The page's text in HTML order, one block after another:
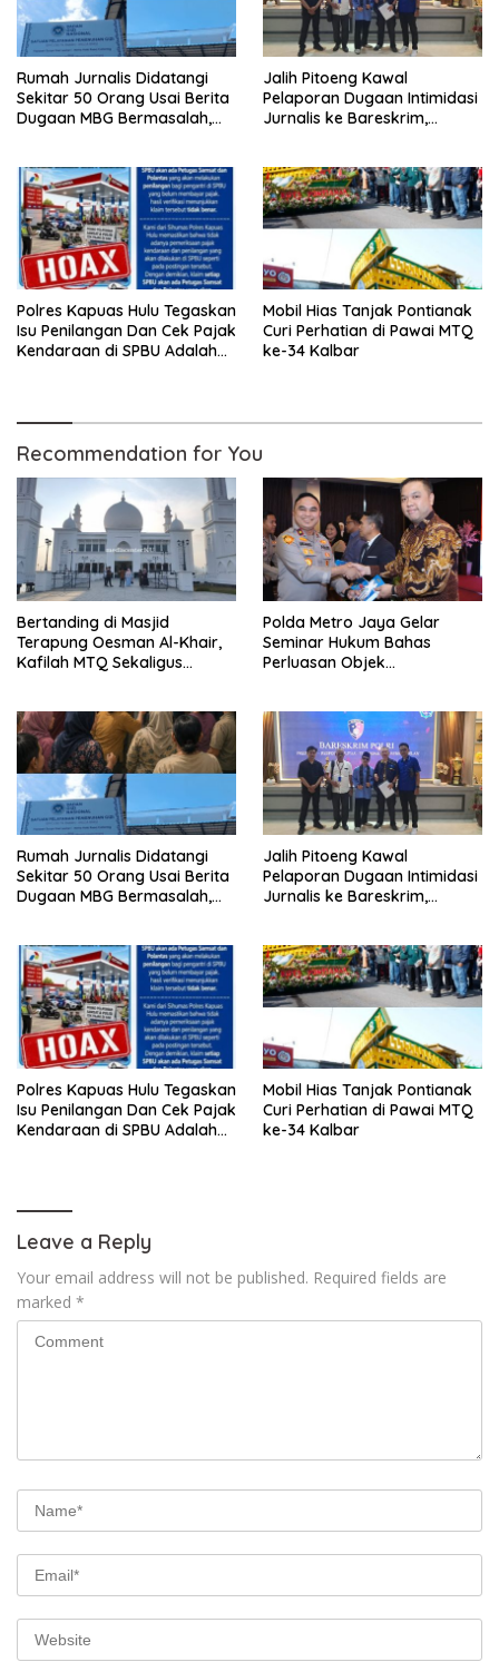
Rumah Jurnalis Didatangi
Sekitar 50 Orang Usai Berita
Dugaan MBG Bermasalah,
Jalih Pitoeng Kawal
Pelaporan Dugaan Intimidasi
Jurnalis ke Bareskrim,
Polres Kapuas Hulu Tegaskan
Isu Penilangan Dan Cek Pajak
Kendaraan di SPBU Adalah
Mobil Hias Tanjak Pontianak
Curi Perhatian di Pawai MTQ
ke-34 Kalbar
Recommendation for You
Bertanding di Masjid
Terapung Oesman Al-Khair,
Kafilah MTQ Sekaligus
Polda Metro Jaya Gelar
Seminar Hukum Bahas
Perluasan Objek
Rumah Jurnalis Didatangi
Sekitar 50 Orang Usai Berita
Dugaan MBG Bermasalah,
Jalih Pitoeng Kawal
Pelaporan Dugaan Intimidasi
Jurnalis ke Bareskrim,
Polres Kapuas Hulu Tegaskan
Isu Penilangan Dan Cek Pajak
Kendaraan di SPBU Adalah
Mobil Hias Tanjak Pontianak
Curi Perhatian di Pawai MTQ
ke-34 Kalbar
Leave a Reply
Your email address will not be published. Required fields are
marked *